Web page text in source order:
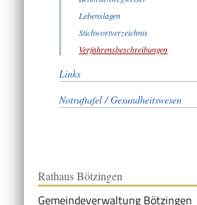
Lebenslagen
Stichwortverzeichnis
Verfahrensbeschreibungen
Links
Notruftafel / Gesundheitswesen
Rathaus Bötzingen
Gemeindeverwaltung Bötzingen